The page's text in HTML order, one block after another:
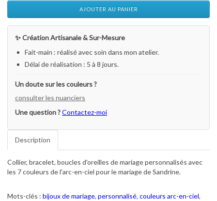
AJOUTER AU PANIER
✨ Création Artisanale & Sur-Mesure
Fait-main : réalisé avec soin dans mon atelier.
Délai de réalisation : 5 à 8 jours.
Un doute sur les couleurs ?
consulter les nuanciers
Une question ?Contactez-moi
Description
Collier, bracelet, boucles d'oreilles de mariage personnalisés avec
les 7 couleurs de l'arc-en-ciel pour le mariage de Sandrine.
Mots-clés : bijoux de mariage, personnalisé, couleurs arc-en-ciel,